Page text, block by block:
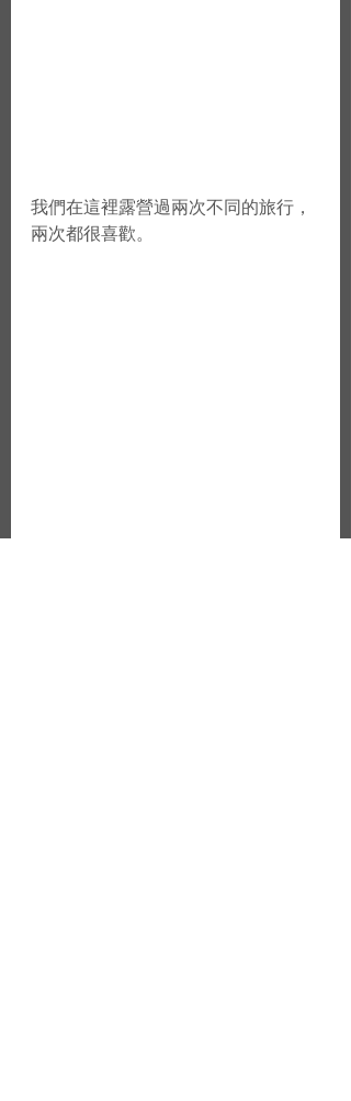
我們在這裡露營過兩次不同的旅行，
兩次都很喜歡。